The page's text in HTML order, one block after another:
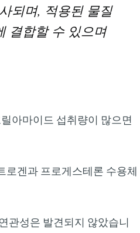
되며, 적용된 물질
결합할 수 있으며
아마이드 섭취량이 많으면
로겐과 프로게스테론 수용체
관성은 발견되지 않았습니